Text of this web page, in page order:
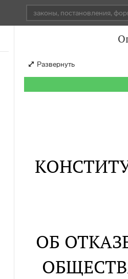
Развернуть
ОБ